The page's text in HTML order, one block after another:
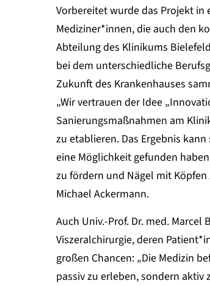
Vorbereitet wurde das Projekt in
Mediziner*innen, die auch den
Abteilung des Klinikums
bei dem unterschiedliche
Zukunft des Krankenhauses
„Wir vertrauen der Idee
Sanierungsmaßnahmen am
zu etablieren. Das Ergebnis
eine Möglichkeit gefunden
zu fördern und Nägel mit
Michael Ackermann.
Auch Univ.-Prof. Dr. med.
Viszeralchirurgie, deren
großen Chancen: „Die Medizin
passiv zu erleben, sondern